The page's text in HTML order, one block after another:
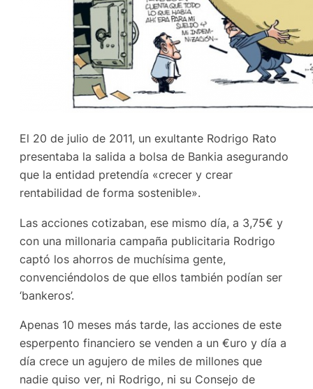
El 20 de julio de 2011, un exultante Rodrigo Rato
presentaba la salida a bolsa de Bankia asegurando
que la entidad pretendía «crecer y crear
rentabilidad de forma sostenible».
Las acciones cotizaban, ese mismo día, a 3,75€ y
con una millonaria campaña publicitaria Rodrigo
captó los ahorros de muchísima gente,
convenciéndolos de que ellos también podían ser
‘bankeros’.
Apenas 10 meses más tarde, las acciones de este
esperpento financiero se venden a un €uro y día a
día crece un agujero de miles de millones que
nadie quiso ver, ni Rodrigo, ni su Consejo de